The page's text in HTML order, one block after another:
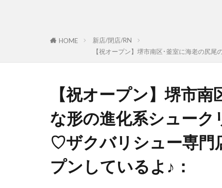
HOME
新店/閉店/RN
【祝オープン】堺市南区･釜室に海老の尻
【祝オープン】堺市
な形の進化系シューク
♡ザクバリシュー専門
プンしているよ♪：